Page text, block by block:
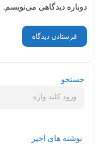
دوباره دیدگاهی می‌نویسم.
جستجو
نوشته های اخیر